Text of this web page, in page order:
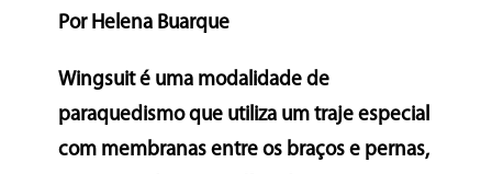
Por Helena Buarque
Wingsuit é uma modalidade de
paraquedismo que utiliza um traje especial
com membranas entre os braços e pernas,